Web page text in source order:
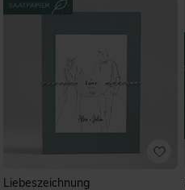
Liebeszeichnung